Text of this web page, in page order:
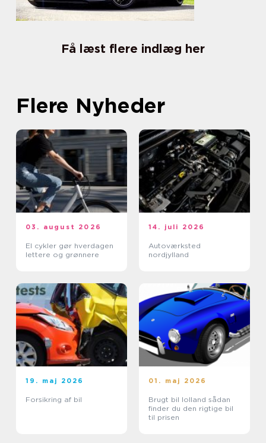
Få læst flere indlæg her
Flere Nyheder
03. august 2026
El cykler gør hverdagen
lettere og grønnere
14. juli 2026
Autoværksted
nordjylland
19. maj 2026
Forsikring af bil
01. maj 2026
Brugt bil lolland sådan
finder du den rigtige bil
til prisen